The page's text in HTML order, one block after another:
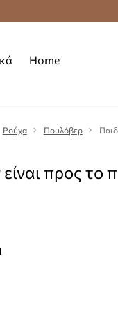
Δωρεάν
Home
Ρούχα Πουλόβερ
προς το